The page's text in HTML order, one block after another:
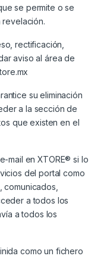
se permite o se
rectificación,
aviso al área de
su eliminación
a la sección de
que existen en el
mail en XTORE® si lo
del portal como
a todos los
a todos los
como un fichero